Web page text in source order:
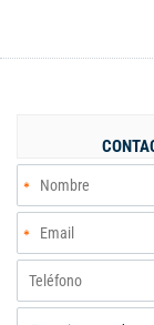
americana, sala y
calentador de
servicios son por
será un placer